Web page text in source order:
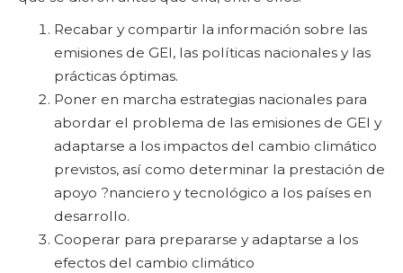
Recabar y compartir la información sobre las
emisiones de GEI, las políticas nacionales y las
prácticas óptimas.
Poner en marcha estrategias nacionales para
abordar el problema de las emisiones de GEI y
adaptarse a los impactos del cambio climático
previstos, así como determinar la prestación de
apoyo ?nanciero y tecnológico a los países en
desarrollo.
Cooperar para prepararse y adaptarse a los
efectos del cambio climático